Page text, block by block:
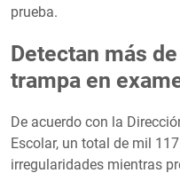
prueba.
Detectan más
trampa en
De acuerdo con la
Escolar, un total de mil
irregularidades mientras